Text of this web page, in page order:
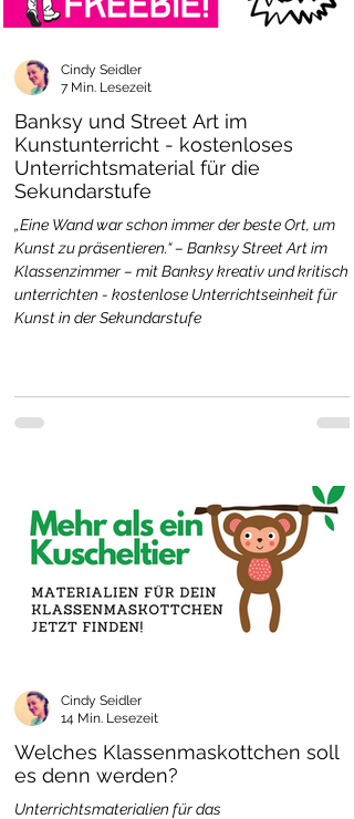
Banksy und Street Art im
Kunstunterricht - kostenloses
Unterrichtsmaterial für die
Sekundarstufe
„Eine Wand war schon immer der beste Ort, um
Kunst zu präsentieren.“ – Banksy Street Art im
Klassenzimmer – mit Banksy kreativ und kritisch
unterrichten - kostenlose Unterrichtseinheit für
Kunst in der Sekundarstufe
Cindy Seidler
7 Min. Lesezeit
Welches Klassenmaskottchen soll
es denn werden?
Unterrichtsmaterialien für das
Cindy Seidler
14 Min. Lesezeit